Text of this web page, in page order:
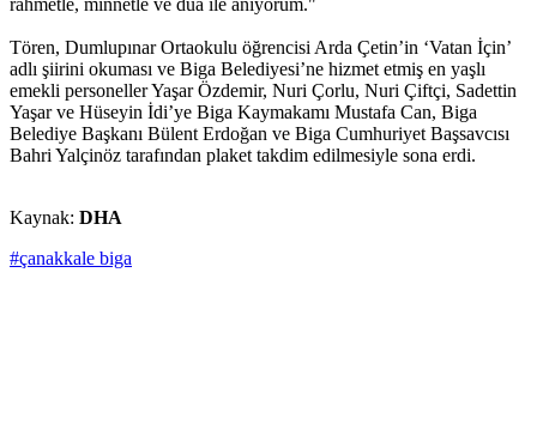
rahmetle, minnetle ve dua ile anıyorum."
Tören, Dumlupınar Ortaokulu öğrencisi Arda Çetin’in ‘Vatan İçin’
adlı şiirini okuması ve Biga Belediyesi’ne hizmet etmiş en yaşlı
emekli personeller Yaşar Özdemir, Nuri Çorlu, Nuri Çiftçi, Sadettin
Yaşar ve Hüseyin İdi’ye Biga Kaymakamı Mustafa Can, Biga
Belediye Başkanı Bülent Erdoğan ve Biga Cumhuriyet Başsavcısı
Bahri Yalçinöz tarafından plaket takdim edilmesiyle sona erdi.
Kaynak: DHA
#çanakkale biga